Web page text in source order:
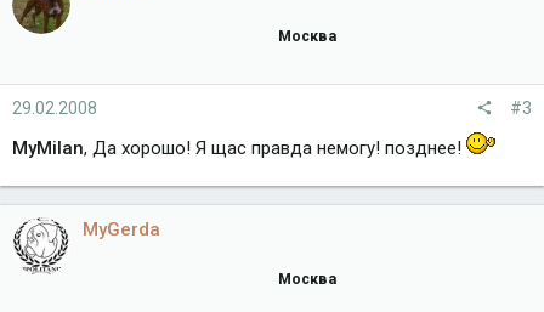
Москва
29.02.2008 #3
MyMilan, Да хорошо! Я щас правда немогу! позднее!
MyGerda
Москва